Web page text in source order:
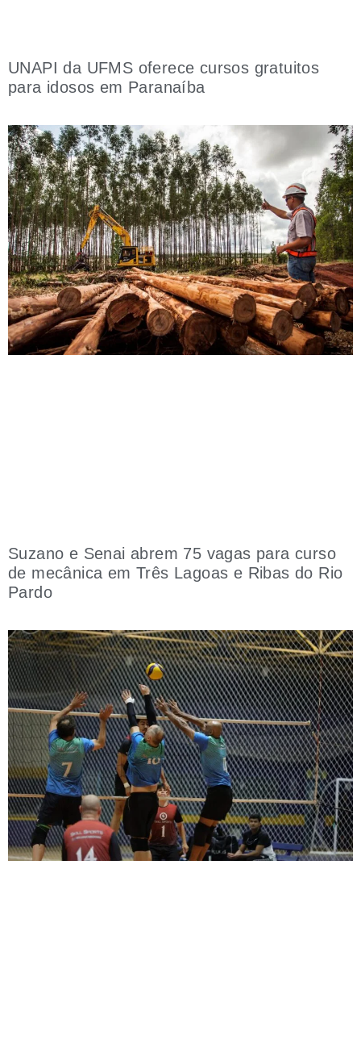
UNAPI da UFMS oferece cursos gratuitos
para idosos em Paranaíba
Suzano e Senai abrem 75 vagas para curso
de mecânica em Três Lagoas e Ribas do Rio
Pardo